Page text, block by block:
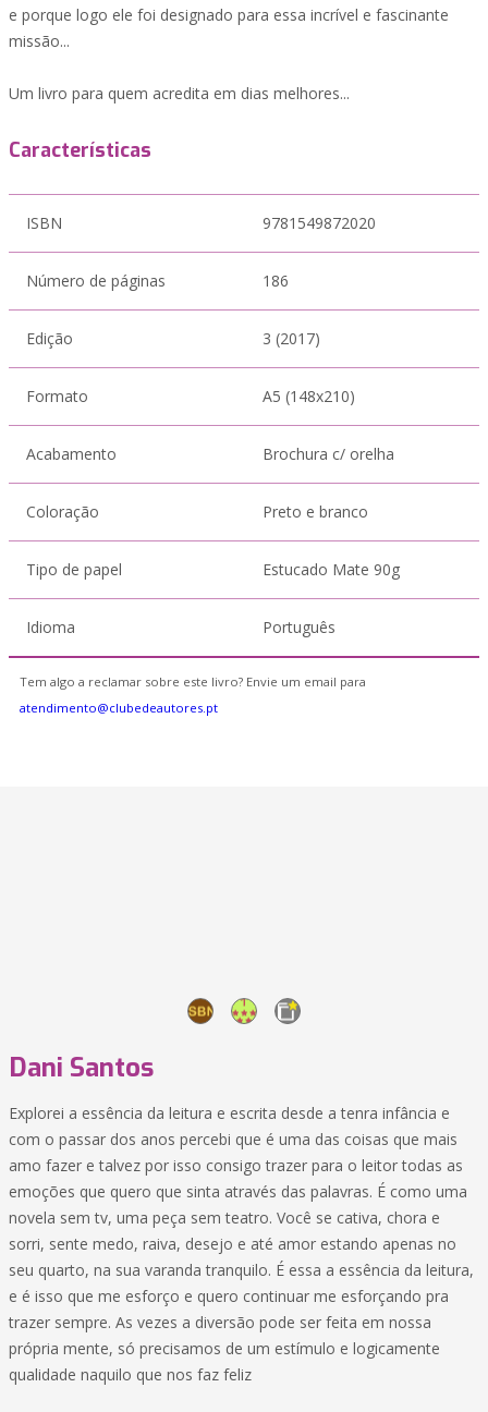
e porque logo ele foi designado para essa incrível e fascinante
missão...
Um livro para quem acredita em dias melhores...
Características
ISBN 9781549872020
Número de páginas 186
Edição 3 (2017)
Formato A5 (148x210)
Acabamento Brochura c/ orelha
Coloração Preto e branco
Tipo de papel Estucado Mate 90g
Idioma Português
Tem algo a reclamar sobre este livro? Envie um email para
atendimento@clubedeautores.pt
Dani Santos
Explorei a essência da leitura e escrita desde a tenra infância e
com o passar dos anos percebi que é uma das coisas que mais
amo fazer e talvez por isso consigo trazer para o leitor todas as
emoções que quero que sinta através das palavras. É como uma
novela sem tv, uma peça sem teatro. Você se cativa, chora e
sorri, sente medo, raiva, desejo e até amor estando apenas no
seu quarto, na sua varanda tranquilo. É essa a essência da leitura,
e é isso que me esforço e quero continuar me esforçando pra
trazer sempre. As vezes a diversão pode ser feita em nossa
própria mente, só precisamos de um estímulo e logicamente
qualidade naquilo que nos faz feliz